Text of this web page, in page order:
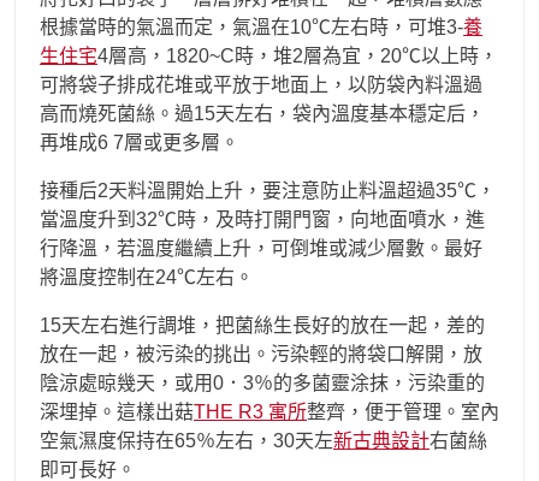
根據當時的氣溫而定，氣溫在10℃左右時，可堆3-養
生住宅4層高，1820~C時，堆2層為宜，20℃以上時，
可將袋子排成花堆或平放于地面上，以防袋內料溫過
高而燒死菌絲。過15天左右，袋內溫度基本穩定后，
再堆成6 7層或更多層。
接種后2天料溫開始上升，要注意防止料溫超過35℃，
當溫度升到32℃時，及時打開門窗，向地面噴水，進
行降溫，若溫度繼續上升，可倒堆或減少層數。最好
將溫度控制在24℃左右。
15天左右進行調堆，把菌絲生長好的放在一起，差的
放在一起，被污染的挑出。污染輕的將袋口解開，放
陰涼處晾幾天，或用0．3％的多菌靈涂抹，污染重的
深埋掉。這樣出菇THE R3 寓所整齊，便于管理。室內
空氣濕度保持在65％左右，30天左新古典設計右菌絲
即可長好。